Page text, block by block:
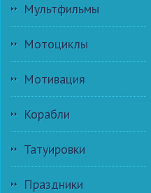
Мультфильмы
Мотоциклы
Мотивация
Корабли
Татуировки
Праздники